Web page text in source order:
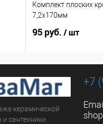
Комплект плоских
7,2х170мм
95 руб. / шт
керамической
сантехники.
+7